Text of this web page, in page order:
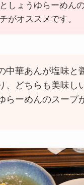
しょうゆらーめん
がオススメです。
中華あんが塩味と
、どちらも美味し
らーめんのスープ